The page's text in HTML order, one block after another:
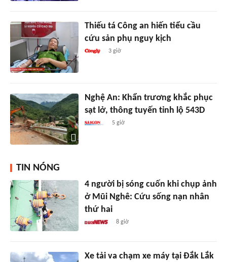
Thiếu tá Công an hiến tiểu cầu
cứu sản phụ nguy kịch
3 giờ
Nghệ An: Khẩn trương khắc phục
sạt lở, thông tuyến tỉnh lộ 543D
5 giờ
TIN NÓNG
4 người bị sóng cuốn khi chụp ảnh
ở Mũi Nghê: Cứu sống nạn nhân
thứ hai
8 giờ
Xe tải va chạm xe máy tại Đắk Lắk